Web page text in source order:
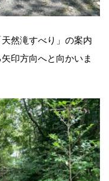
然滝すべり」の案内
印方向へと向かいま